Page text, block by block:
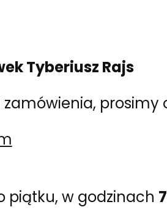
Tyberiusz Rajs
prosimy
piątku, w godzinach